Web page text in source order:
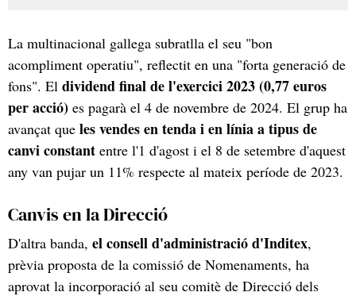
La multinacional gallega subratlla el seu "bon
acompliment operatiu", reflectit en una "forta generació de
fons". El dividend final de l'exercici 2023 (0,77 euros
per acció) es pagarà el 4 de novembre de 2024. El grup ha
avançat que les vendes en tenda i en línia a tipus de
canvi constant entre l'1 d'agost i el 8 de setembre d'aquest
any van pujar un 11% respecte al mateix període de 2023.
Canvis en la Direcció
D'altra banda, el consell d'administració d'Inditex,
prèvia proposta de la comissió de Nomenaments, ha
aprovat la incorporació al seu comitè de Direcció dels